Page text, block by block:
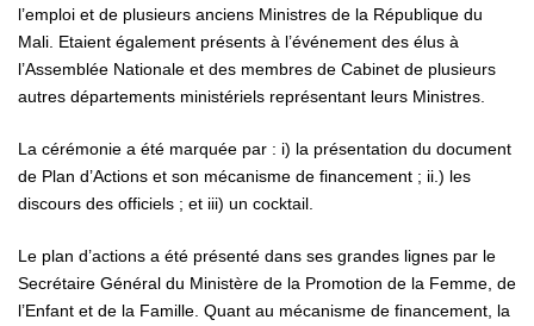
l’emploi et de plusieurs anciens Ministres de la République du
Mali. Etaient également présents à l’événement des élus à
l’Assemblée Nationale et des membres de Cabinet de plusieurs
autres départements ministériels représentant leurs Ministres.
La cérémonie a été marquée par : i) la présentation du document
de Plan d’Actions et son mécanisme de financement ; ii.) les
discours des officiels ; et iii) un cocktail.
Le plan d’actions a été présenté dans ses grandes lignes par le
Secrétaire Général du Ministère de la Promotion de la Femme, de
l’Enfant et de la Famille. Quant au mécanisme de financement, la